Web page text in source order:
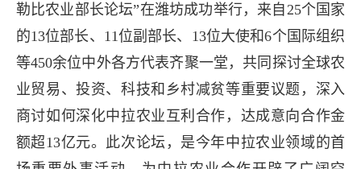
勒比农业部长论坛”在潍坊成功举行，来自25个国家
的13位部长、11位副部长、13位大使和6个国际组织
等450余位中外各方代表齐聚一堂，共同探讨全球农
业贸易、投资、科技和乡村减贫等重要议题，深入
商讨如何深化中拉农业互利合作，达成意向合作金
额超13亿元。此次论坛，是今年中拉农业领域的首